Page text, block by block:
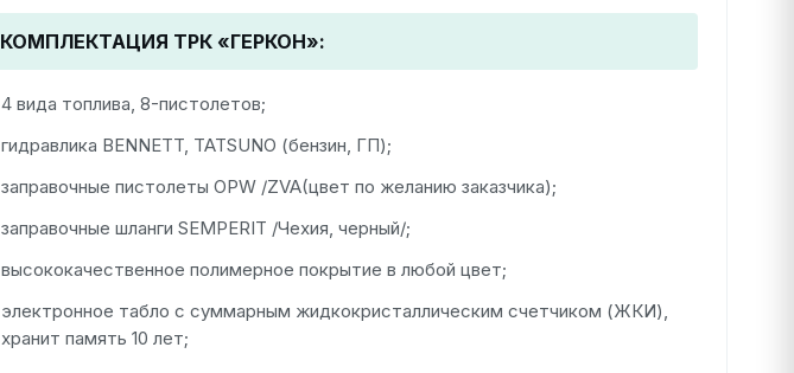
КОМПЛЕКТАЦИЯ ТРК «ГЕРКОН»:
4 вида топлива, 8-пистолетов;
гидравлика BENNETT, TATSUNO (бензин, ГП);
заправочные пистолеты OPW /ZVA(цвет по желанию заказчика);
заправочные шланги SEMPERIT /Чехия, черный/;
высококачественное полимерное покрытие в любой цвет;
электронное табло с суммарным жидкокристаллическим счетчиком (ЖКИ),
хранит память 10 лет;